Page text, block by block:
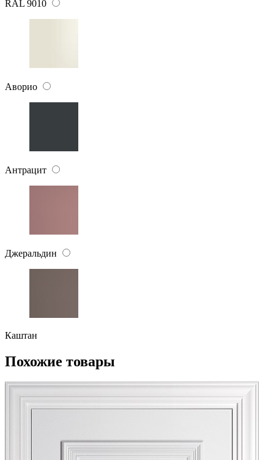
RAL 9010
Аворио
Антрацит
Джеральдин
Каштан
Похожие товары